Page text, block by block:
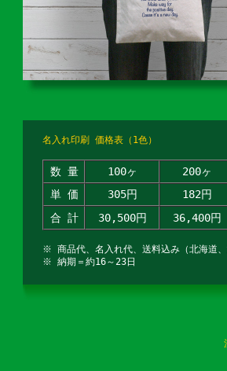
名入れ印刷 価格表（1色）
数 量 100ヶ 200ヶ
単 価
305円 182円
合 計
30,500円 36,400円
※ 商品代、名入れ代、送料込み（北海道
※ 納期＝約16～23日